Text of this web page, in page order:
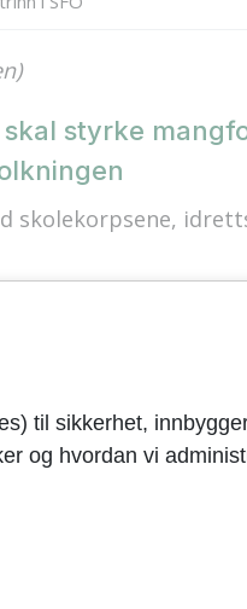
styrke
skolekorpsene,
skal sikre god
skal
være en
skal sikre gode
til sikkerhet,
og hvordan vi